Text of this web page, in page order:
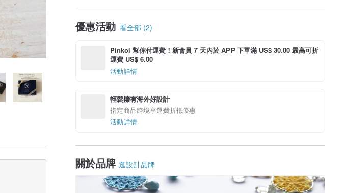
優惠活動 看全部 (2)
Pinkoi 幫你付運費！新會員 7 天內於 APP 下單滿 US$ 30.00 最高可折
運費 US$ 6.00
活動詳情
輕鬆擁有海外好設計
指定商品跨境享運費折抵優惠
活動詳情
關於品牌 逛設計品牌